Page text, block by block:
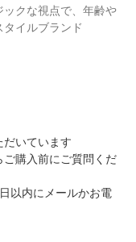
クな視点で、年齢や
イルブランド
いています
購入前にご質問くだ
以内にメールかお電